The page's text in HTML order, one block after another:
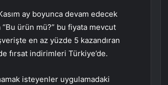
ay boyunca devam edecek
“Bu ürün mü?” bu fiyata mevcut
en az yüzde 5 kazandıran
fırsat indirimleri Türkiye’de.
isteyenler uygulamadaki